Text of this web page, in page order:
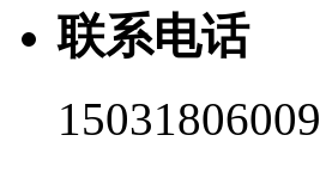
联系电话
15031806009